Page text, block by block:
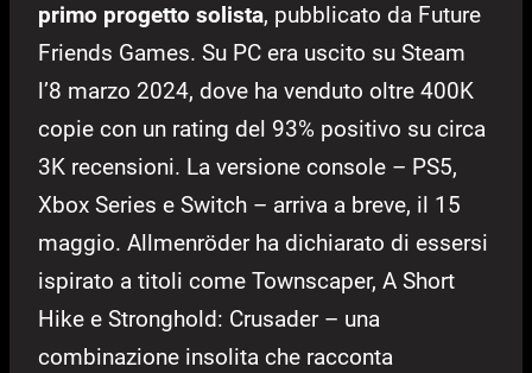
primo progetto solista, pubblicato da Future
Friends Games. Su PC era uscito su Steam
l’8 marzo 2024, dove ha venduto oltre 400K
copie con un rating del 93% positivo su circa
3K recensioni. La versione console – PS5,
Xbox Series e Switch – arriva a breve, il 15
maggio. Allmenröder ha dichiarato di essersi
ispirato a titoli come Townscaper, A Short
Hike e Stronghold: Crusader – una
combinazione insolita che racconta